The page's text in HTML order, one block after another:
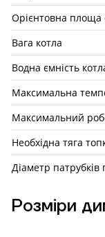
Орієнтовна площа
Вага котла
Водна ємність
Максимальна
Максимальний
Необхідна тяга
Діаметр патрубків
Розміри